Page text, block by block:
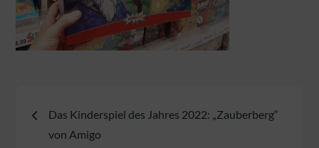
Beitragsnavigation
Das Kinderspiel des Jahres 2022: „Zauberberg“
von Amigo